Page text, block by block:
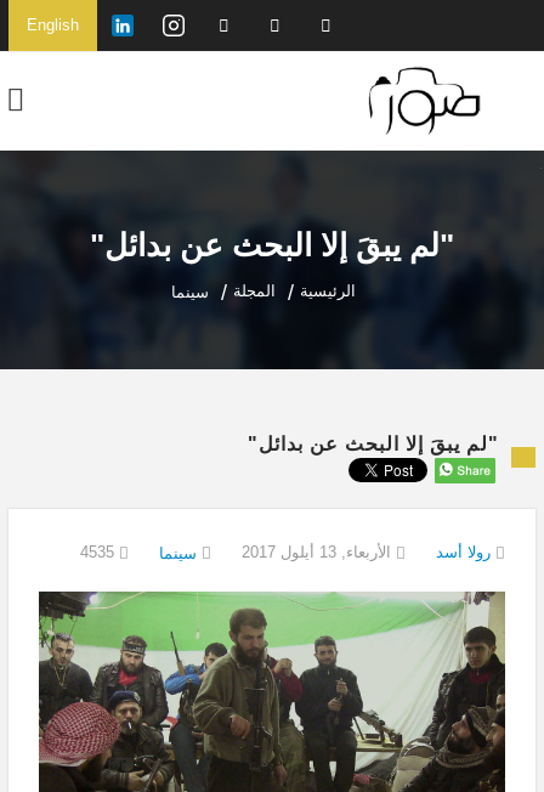
English
"لم يبقَ إلا البحث عن بدائل"
الرئيسية المجلة سينما
"لم يبقَ إلا البحث عن بدائل"
رولا أسد الأربعاء, 13 أيلول 2017 سينما